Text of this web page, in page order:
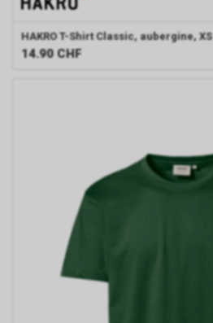
HAKRO T-Shirt Classic, aubergine, XS
14.90 CHF